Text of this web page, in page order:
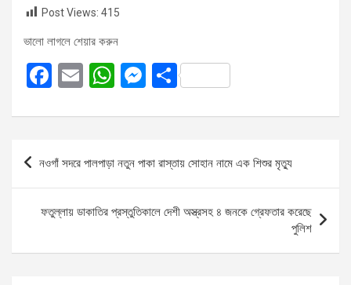
Post Views: 415
ভালো লাগলে শেয়ার করুন
F
ce
b
o
o
k
E
ail
W
at
A
p
p
M
se
g
er
S
ar
Post
নওগাঁ সদরে পালপাড়া নতুন পাকা রাস্তায় সোহান নামে এক শিশুর মৃত্যু
ফতুল্লায় ডাকাতির প্রস্তুতিকালে দেশী অস্ত্রসহ ৪ জনকে গ্রেফতার করেছে
পুলিশ